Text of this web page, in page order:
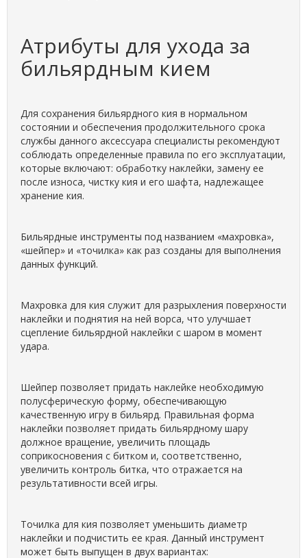
Атрибуты для ухода за
бильярдным кием
Для сохранения бильярдного кия в нормальном
состоянии и обеспечения продолжительного срока
службы данного аксессуара специалисты рекомендуют
соблюдать определенные правила по его эксплуатации,
которые включают: обработку наклейки, замену ее
после износа, чистку кия и его шафта, надлежащее
хранение кия.
Бильярдные инструменты под названием «махровка»,
«шейпер» и «точилка» как раз созданы для выполнения
данных функций.
Махровка для кия служит для разрыхления поверхности
наклейки и поднятия на ней ворса, что улучшает
сцепление бильярдной наклейки с шаром в момент
удара.
Шейпер позволяет придать наклейке необходимую
полусферическую форму, обеспечивающую
качественную игру в бильярд. Правильная форма
наклейки позволяет придать бильярдному шару
должное вращение, увеличить площадь
соприкосновения с битком и, соответственно,
увеличить контроль битка, что отражается на
результативности всей игры.
Точилка для кия позволяет уменьшить диаметр
наклейки и подчистить ее края. Данный инструмент
может быть выпущен в двух вариантах: